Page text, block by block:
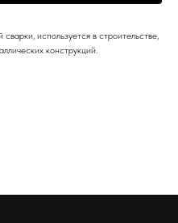
используется в строительстве,
конструкций.